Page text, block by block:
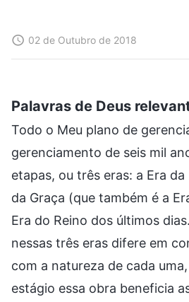
02 de Outubro de 2018
Palavras de Deus
Todo o Meu plano de
gerenciamento de seis mil
etapas, ou três eras: a Era
da Graça (que também é a
Era do Reino dos últimos
nessas três eras difere em
com a natureza de cada
estágio essa obra beneficia